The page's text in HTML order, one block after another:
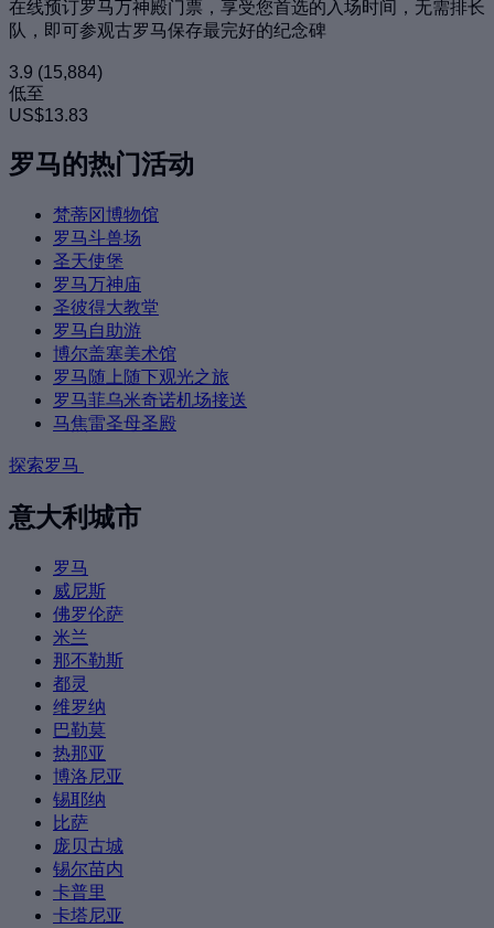
在线预订罗马万神殿门票，享受您首选的入场时间，无需排长
队，即可参观古罗马保存最完好的纪念碑
3.9 (15,884)
低至
US$13.83
罗马的热门活动
梵蒂冈博物馆
罗马斗兽场
圣天使堡
罗马万神庙
圣彼得大教堂
罗马自助游
博尔盖塞美术馆
罗马随上随下观光之旅
罗马菲乌米奇诺机场接送
马焦雷圣母圣殿
探索罗马
意大利城市
罗马
威尼斯
佛罗伦萨
米兰
那不勒斯
都灵
维罗纳
巴勒莫
热那亚
博洛尼亚
锡耶纳
比萨
庞贝古城
锡尔苗内
卡普里
卡塔尼亚